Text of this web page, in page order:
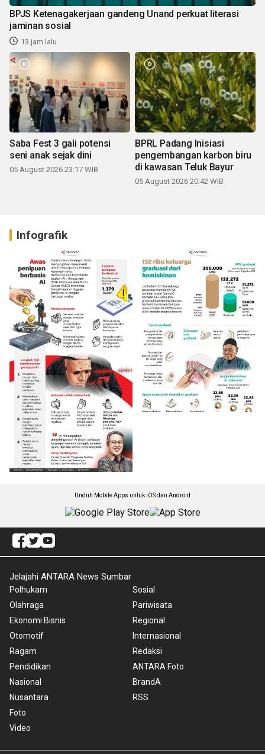
BPJS Ketenagakerjaan gandeng Unand perkuat literasi
jaminan sosial
13 jam lalu
Saba Fest 3 gali potensi
seni anak sejak dini
05 August 2026 23:17 WIB
BPRL Padang Inisiasi
pengembangan karbon biru
di kawasan Teluk Bayur
05 August 2026 20:42 WIB
Infografik
Unduh Mobile Apps untuk iOS dan Android
Jelajahi ANTARA News Sumbar
Polhukam
Olahraga
Ekonomi Bisnis
Otomotif
Ragam
Pendidikan
Nasional
Nusantara
Foto
Video
Sosial
Pariwisata
Regional
Internasional
Redaksi
ANTARA Foto
BrandA
RSS